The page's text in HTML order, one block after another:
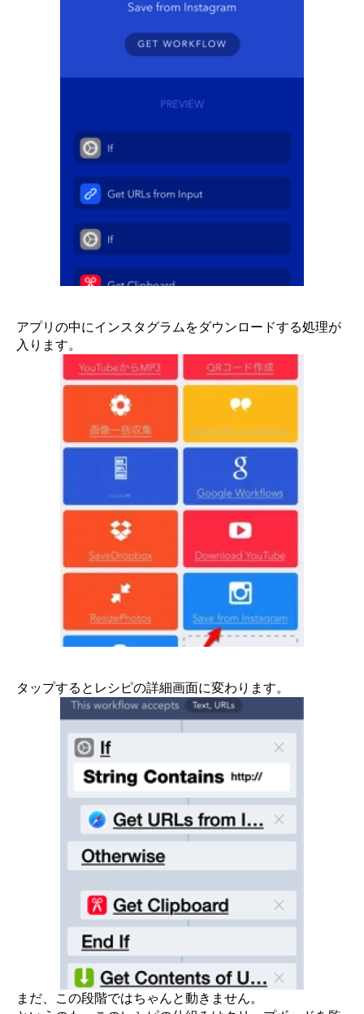
アプリの中にインスタグラムをダウンロードする処理が
入ります。
タップするとレシピの詳細画面に変わります。
まだ、この段階ではちゃんと動きません。